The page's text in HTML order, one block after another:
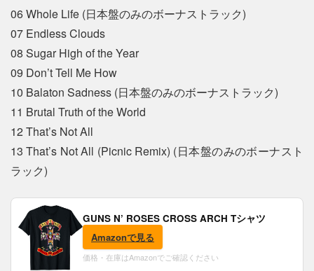
06 Whole Life (日本盤のみのボーナストラック)
07 Endless Clouds
08 Sugar High of the Year
09 Don’t Tell Me How
10 Balaton Sadness (日本盤のみのボーナストラック)
11 Brutal Truth of the World
12 That’s Not All
13 That’s Not All (Picnic Remix) (日本盤のみのボーナスト
ラック)
GUNS N’ ROSES CROSS ARCH Tシャツ
Amazonで見る
価格・在庫はAmazonでご確認ください